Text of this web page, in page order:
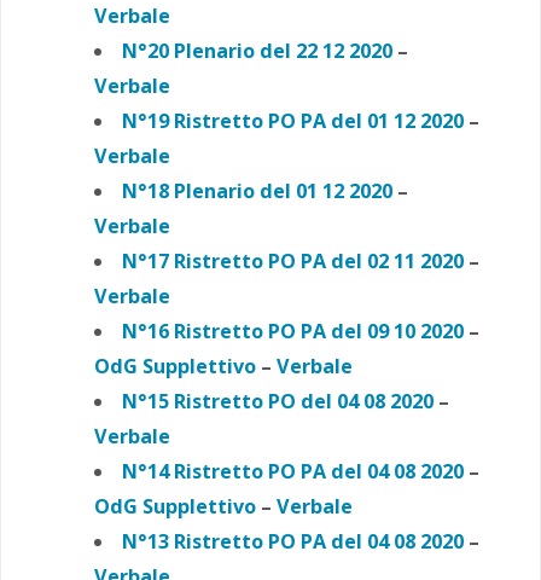
Verbale
N°20 Plenario del 22 12 2020 –
Verbale
N°19 Ristretto PO PA del 01 12 2020 –
Verbale
N°18 Plenario del 01 12 2020 –
Verbale
N°17 Ristretto PO PA del 02 11 2020 –
Verbale
N°16 Ristretto PO PA del 09 10 2020 –
OdG Supplettivo– Verbale
N°15 Ristretto PO del 04 08 2020 –
Verbale
N°14 Ristretto PO PA del 04 08 2020 –
OdG Supplettivo– Verbale
N°13 Ristretto PO PA del 04 08 2020 –